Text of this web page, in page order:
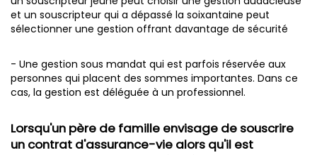
et un souscripteur qui a dépassé la soixantaine peut
sélectionner une gestion offrant davantage de sécurité
- Une gestion sous mandat qui est parfois réservée aux
personnes qui placent des sommes importantes. Dans ce
cas, la gestion est déléguée à un professionnel.
Lorsqu'un père de famille envisage de souscrire
un contrat d'assurance-vie alors qu'il est